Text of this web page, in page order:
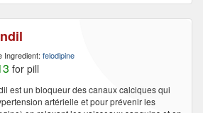
Ingredient: felodipine
for pill
est un bloqueur des canaux calciques qui
artérielle et pour prévenir les